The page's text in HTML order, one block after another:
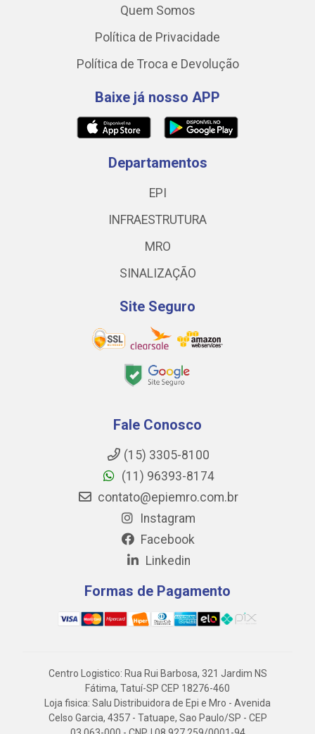
Quem Somos
Política de Privacidade
Política de Troca e Devolução
Baixe já nosso APP
Departamentos
EPI
INFRAESTRUTURA
MRO
SINALIZAÇÃO
Site Seguro
Fale Conosco
(15) 3305-8100
(11) 96393-8174
contato@epiemro.com.br
Instagram
Facebook
Linkedin
Formas de Pagamento
Centro Logistico: Rua Rui Barbosa, 321 Jardim NS
Fátima, Tatuí-SP CEP 18276-460
Loja fisica: Salu Distribuidora de Epi e Mro - Avenida
Celso Garcia, 4357 - Tatuape, Sao Paulo/SP - CEP